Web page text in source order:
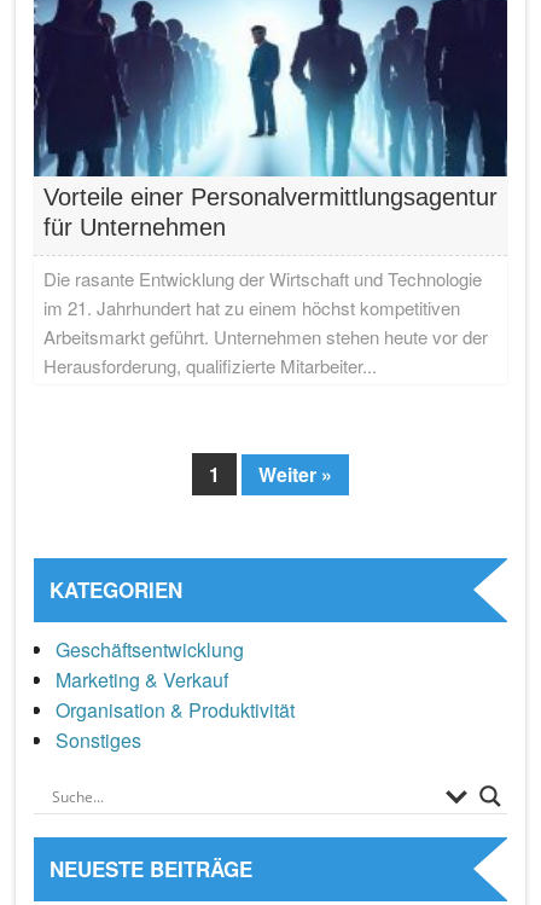
Vorteile einer Personalvermittlungsagentur
für Unternehmen
Die rasante Entwicklung der Wirtschaft und Technologie
im 21. Jahrhundert hat zu einem höchst kompetitiven
Arbeitsmarkt geführt. Unternehmen stehen heute vor der
Herausforderung, qualifizierte Mitarbeiter...
Page
1 Weiter »
KATEGORIEN
Geschäftsentwicklung
Marketing & Verkauf
Organisation & Produktivität
Sonstiges
NEUESTE BEITRÄGE